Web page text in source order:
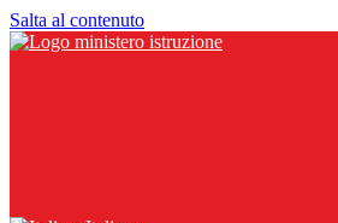
Salta al contenuto